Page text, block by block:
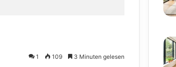
1 109 3 Minuten gelesen